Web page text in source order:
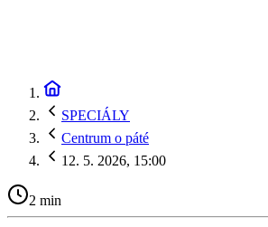
SPECIÁLY
Centrum o páté
12. 5. 2026, 15:00
2 min